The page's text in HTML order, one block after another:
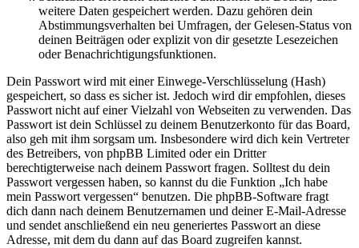
weitere Daten gespeichert werden. Dazu gehören dein
Abstimmungsverhalten bei Umfragen, der Gelesen-Status von
deinen Beiträgen oder explizit von dir gesetzte Lesezeichen
oder Benachrichtigungsfunktionen.
Dein Passwort wird mit einer Einwege-Verschlüsselung (Hash)
gespeichert, so dass es sicher ist. Jedoch wird dir empfohlen, dieses
Passwort nicht auf einer Vielzahl von Webseiten zu verwenden. Das
Passwort ist dein Schlüssel zu deinem Benutzerkonto für das Board,
also geh mit ihm sorgsam um. Insbesondere wird dich kein Vertreter
des Betreibers, von phpBB Limited oder ein Dritter
berechtigterweise nach deinem Passwort fragen. Solltest du dein
Passwort vergessen haben, so kannst du die Funktion „Ich habe
mein Passwort vergessen“ benutzen. Die phpBB-Software fragt
dich dann nach deinem Benutzernamen und deiner E-Mail-Adresse
und sendet anschließend ein neu generiertes Passwort an diese
Adresse, mit dem du dann auf das Board zugreifen kannst.